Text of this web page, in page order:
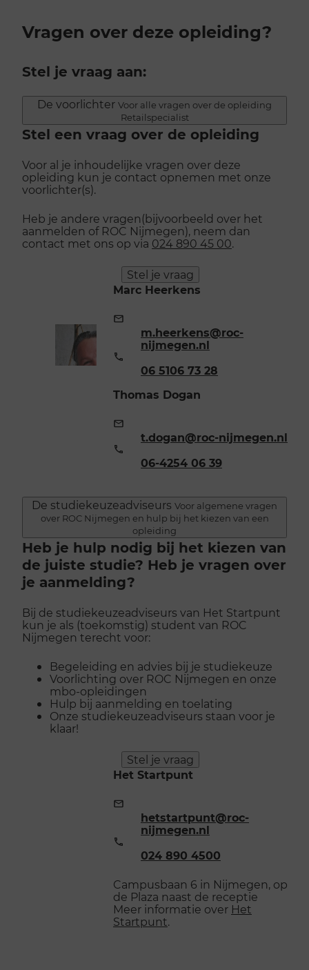
Vragen over deze opleiding?
Stel je vraag aan:
De voorlichter Voor alle vragen over de opleiding
Retailspecialist
Stel een vraag over de opleiding
Voor al je inhoudelijke vragen over deze
opleiding kun je contact opnemen met onze
voorlichter(s).
Heb je andere vragen(bijvoorbeeld over het
aanmelden of ROC Nijmegen), neem dan
contact met ons op via 024 890 45 00.
Stel je vraag
Marc Heerkens
mailadres:
m.heerkens@roc-
nijmegen.nl
06 5106 73 28
Thomas Dogan
mailadres:
t.dogan@roc-nijmegen.nl
06-4254 06 39
De studiekeuzeadviseurs Voor algemene vragen
over ROC Nijmegen en hulp bij het kiezen van een
opleiding
Heb je hulp nodig bij het kiezen van
de juiste studie? Heb je vragen over
je aanmelding?
Bij de studiekeuzeadviseurs van Het Startpunt
kun je als (toekomstig) student van ROC
Nijmegen terecht voor:
Begeleiding en advies bij je studiekeuze
Voorlichting over ROC Nijmegen en onze
mbo-opleidingen
Hulp bij aanmelding en toelating
Onze studiekeuzeadviseurs staan voor je
klaar!
Stel je vraag
Het Startpunt
mailadres:
hetstartpunt@roc-
nijmegen.nl
024 890 4500
Campusbaan 6 in Nijmegen, op
de Plaza naast de receptie
Meer informatie over Het
Startpunt.